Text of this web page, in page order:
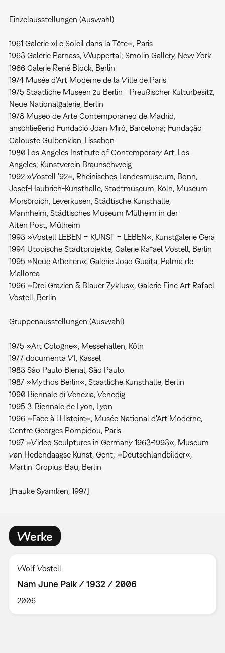
Einzelausstellungen (Auswahl)
1961 Galerie »Le Soleil dans la Tête«, Paris
1963 Galerie Parnass, Wuppertal; Smolin Gallery, New York
1966 Galerie René Block, Berlin
1974 Musée d'Art Moderne de la Ville de Paris
1975 Staatliche Museen zu Berlin - Preußischer Kulturbesitz,
Neue Nationalgalerie, Berlin
1978 Museo de Arte Contemporaneo de Madrid,
anschließend Fundació Joan Miró, Barcelona; Fundação
Calouste Gulbenkian, Lissabon
1980 Los Angeles Institute of Contemporary Art, Los
Angeles; Kunstverein Braunschweig
1992 »Vostell '92«, Rheinisches Landesmuseum, Bonn,
Josef-Haubrich-Kunsthalle, Stadtmuseum, Köln, Museum
Morsbroich, Leverkusen, Städtische Kunsthalle,
Mannheim, Städtisches Museum Mülheim in der
Alten Post, Mülheim
1993 »Vostell LEBEN = KUNST = LEBEN«, Kunstgalerie Gera
1994 Utopische Stadtprojekte, Galerie Rafael Vostell, Berlin
1995 »Neue Arbeiten«, Galerie Joao Guaita, Palma de
Mallorca
1996 »Drei Grazien & Blauer Zyklus«, Galerie Fine Art Rafael
Vostell, Berlin
Gruppenausstellungen (Auswahl)
1975 »Art Cologne«, Messehallen, Köln
1977 documenta VI, Kassel
1983 São Paulo Bienal, São Paulo
1987 »Mythos Berlin«, Staatliche Kunsthalle, Berlin
1990 Biennale di Venezia, Venedig
1995 3. Biennale de Lyon, Lyon
1996 »Face à l'Histoire«, Musée National d'Art Moderne,
Centre Georges Pompidou, Paris
1997 »Video Sculptures in Germany 1963-1993«, Museum
van Hedendaagse Kunst, Gent; »Deutschlandbilder«,
Martin-Gropius-Bau, Berlin
[Frauke Syamken, 1997]
Werke
Wolf Vostell
Nam June Paik / 1932 / 2006
2006